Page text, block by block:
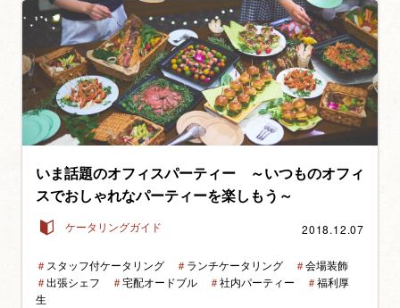
いま話題のオフィスパーティー ～いつものオフィ
スでおしゃれなパーティーを楽しもう～
ケータリングガイド 2018.12.07
＃ スタッフ付ケータリング ＃ランチケータリング ＃会場装飾
＃出張シェフ ＃宅配オードブル ＃社内パーティー ＃福利厚
生